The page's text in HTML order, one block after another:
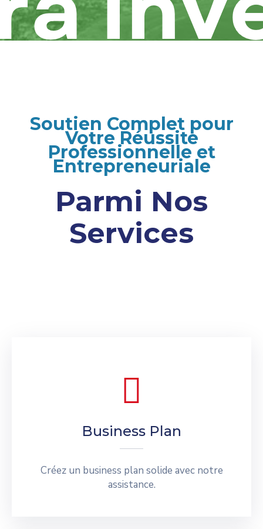
Soutien Complet pour
Votre Réussite
Professionnelle et
Entrepreneuriale
Parmi Nos
Services
Business Plan
Créez un business plan solide avec notre
assistance.